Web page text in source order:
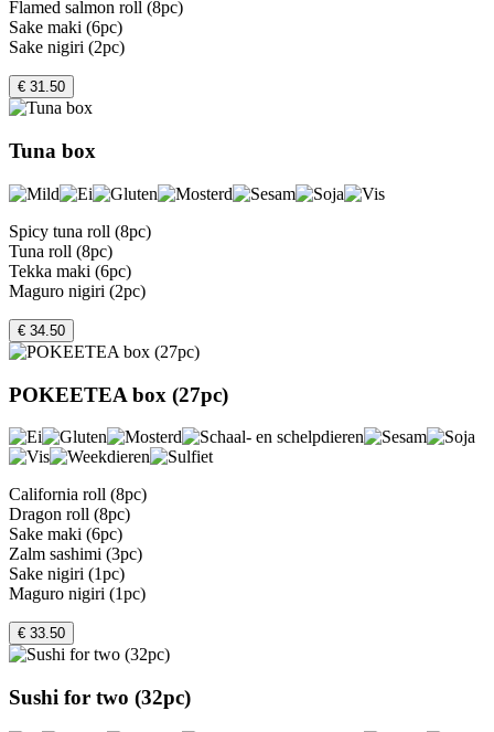
Flamed salmon roll (8pc)
Sake maki (6pc)
Sake nigiri (2pc)
€ 31.50
Tuna box
Spicy tuna roll (8pc)
Tuna roll (8pc)
Tekka maki (6pc)
Maguro nigiri (2pc)
€ 34.50
POKEETEA box (27pc)
California roll (8pc)
Dragon roll (8pc)
Sake maki (6pc)
Zalm sashimi (3pc)
Sake nigiri (1pc)
Maguro nigiri (1pc)
€ 33.50
Sushi for two (32pc)